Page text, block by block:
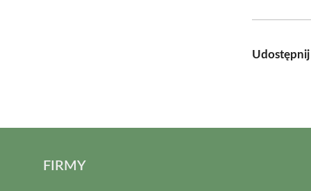
Udostępnij
FIRMY